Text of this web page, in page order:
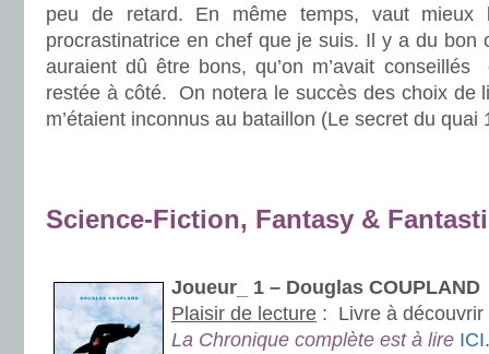
peu de retard. En même temps, vaut mieux
procrastinatrice en chef que je suis. Il y a du bon
auraient dû être bons, qu’on m’avait
restée à côté. On notera le succès des choix de
m’étaient inconnus au bataillon (Le secret du quai
Science-Fiction, Fantasy &
Joueur_ 1 – Douglas COUPLAND
Plaisir de lecture : Livre à découvrir
La Chronique complète est à lire ICI.